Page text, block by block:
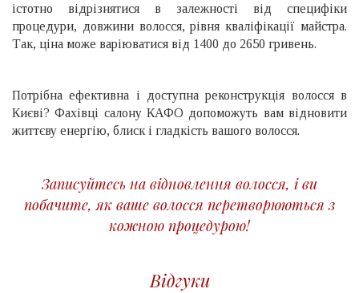
істотно відрізнятися в залежності від специфіки
процедури, довжини волосся, рівня кваліфікації майстра.
Так, ціна може варіюватися від 1400 до 2650 гривень.
Потрібна ефективна і доступна реконструкція волосся в
Києві? Фахівці салону КАФО допоможуть вам відновити
життєву енергію, блиск і гладкість вашого волосся.
Записуйтесь на відновлення волосся, і ви
побачите, як ваше волосся перетворюються з
кожною процедурою!
Відгуки